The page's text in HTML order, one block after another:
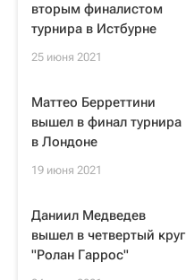
вторым финалистом
турнира в Истбурне
25 июня 2021
Маттео Берреттини
вышел в финал турнира
в Лондоне
19 июня 2021
Даниил Медведев
вышел в четвертый круг
"Ролан Гаррос"